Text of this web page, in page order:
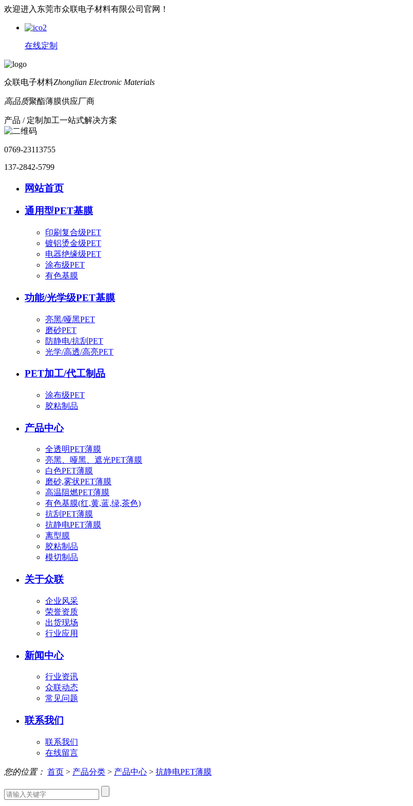
欢迎进入东莞市众联电子材料有限公司官网！
在线定制
众联电子材料Zhonglian Electronic Materials
高品质聚酯薄膜供应厂商
产品 / 定制加工一站式解决方案
0769-23113755
137-2842-5799
网站首页
通用型PET基膜
印刷复合级PET
镀铝烫金级PET
电器绝缘级PET
涂布级PET
有色基膜
功能/光学级PET基膜
亮黑/哑黑PET
磨砂PET
防静电/抗刮PET
光学/高透/高亮PET
PET加工/代工制品
涂布级PET
胶粘制品
产品中心
全透明PET薄膜
亮黑、哑黑、遮光PET薄膜
白色PET薄膜
磨砂,雾状PET薄膜
高温阻燃PET薄膜
有色基膜(红,黄,蓝,绿,茶色)
抗刮PET薄膜
抗静电PET薄膜
离型膜
胶粘制品
模切制品
关于众联
企业风采
荣誉资质
出货现场
行业应用
新闻中心
行业资讯
众联动态
常见问题
联系我们
联系我们
在线留言
您的位置： 首页 > 产品分类 > 产品中心 > 抗静电PET薄膜